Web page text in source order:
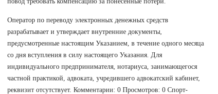
Оператор по переводу электронных денежных средств
разрабатывает и утверждает внутренние документы,
предусмотренные настоящим Указанием, в течение одного месяца
со дня вступления в силу настоящего Указания. Для
индивидуального предпринимателя, нотариуса, занимающегося
частной практикой, адвоката, учредившего адвокатский кабинет,
реквизит отсутствует. Комментарии: 0 Просмотров: 0 Спорт-